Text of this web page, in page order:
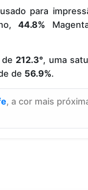
para
44.8%
212.3°, uma
de 56.9%.
, a cor mais